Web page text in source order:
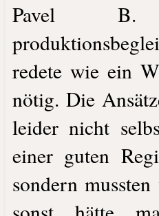
Pavel B.
redete wie ein
nötig. Die
leider nicht
einer guten
sondern